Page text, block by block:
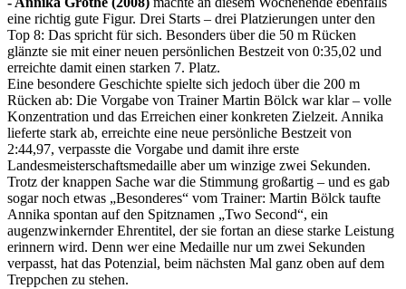
eine richtig gute Figur. Drei Starts – drei Platzierungen unter den
Top 8: Das spricht für sich. Besonders über die 50 m Rücken
glänzte sie mit einer neuen persönlichen Bestzeit von 0:35,02 und
erreichte damit einen starken 7. Platz.
Eine besondere Geschichte spielte sich jedoch über die 200 m
Rücken ab: Die Vorgabe von Trainer Martin Bölck war klar – volle
Konzentration und das Erreichen einer konkreten Zielzeit. Annika
lieferte stark ab, erreichte eine neue persönliche Bestzeit von
2:44,97, verpasste die Vorgabe und damit ihre erste
Landesmeisterschaftsmedaille aber um winzige zwei Sekunden.
Trotz der knappen Sache war die Stimmung großartig – und es gab
sogar noch etwas „Besonderes“ vom Trainer: Martin Bölck taufte
Annika spontan auf den Spitznamen „Two Second“, ein
augenzwinkernder Ehrentitel, der sie fortan an diese starke Leistung
erinnern wird. Denn wer eine Medaille nur um zwei Sekunden
verpasst, hat das Potenzial, beim nächsten Mal ganz oben auf dem
Treppchen zu stehen.